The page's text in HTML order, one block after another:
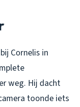
Cornelis in
weg. Hij dacht
toonde iets